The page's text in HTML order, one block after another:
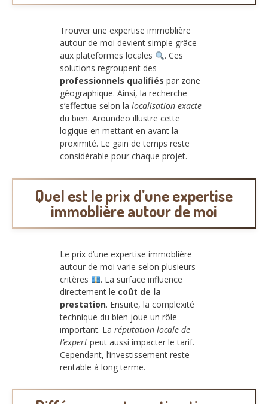
Trouver une expertise immoblière
autour de moi devient simple grâce
aux plateformes locales
. Ces
solutions regroupent des
professionnels qualifiés par zone
géographique. Ainsi, la recherche
s’effectue selon la localisation exacte
du bien. Aroundeo illustre cette
logique en mettant en avant la
proximité. Le gain de temps reste
considérable pour chaque projet.
Quel est le prix d’une expertise
immoblière autour de moi
Le prix d’une expertise immoblière
autour de moi varie selon plusieurs
critères
. La surface influence
directement le coût de la
prestation. Ensuite, la complexité
technique du bien joue un rôle
important. La réputation locale de
l’expert peut aussi impacter le tarif.
Cependant, l’investissement reste
rentable à long terme.